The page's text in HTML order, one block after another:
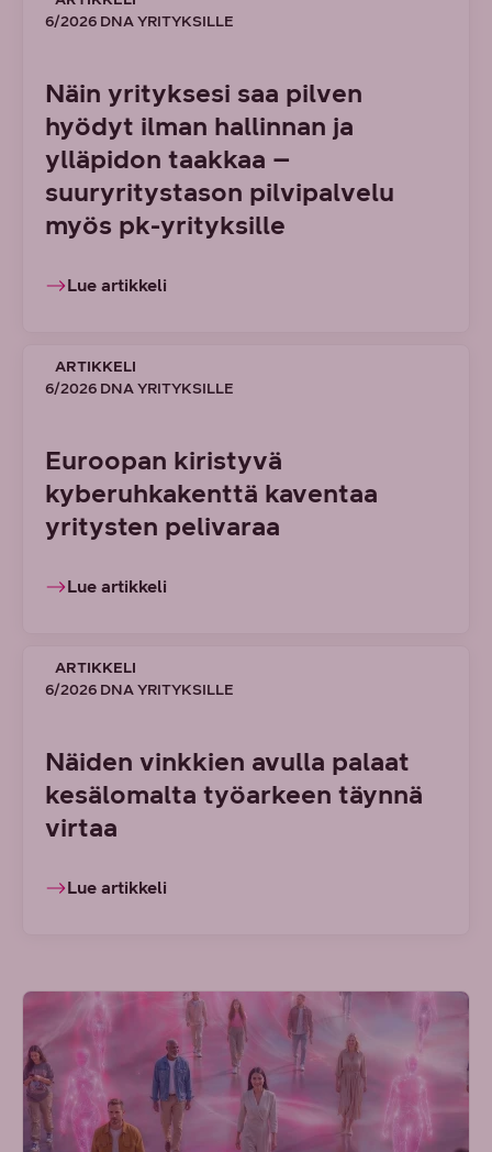
6/2026 DNA YRITYKSILLE
Näin yrityksesi saa pilven
hyödyt ilman hallinnan ja
ylläpidon taakkaa –
suuryritystason pilvipalvelu
myös pk-yrityksille
Lue artikkeli
ARTIKKELI
6/2026 DNA YRITYKSILLE
Euroopan kiristyvä
kyberuhkakenttä kaventaa
yritysten pelivaraa
Lue artikkeli
ARTIKKELI
6/2026 DNA YRITYKSILLE
Näiden vinkkien avulla palaat
kesälomalta työarkeen täynnä
virtaa
Lue artikkeli